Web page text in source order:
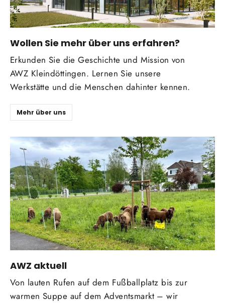
Wollen Sie mehr über uns erfahren?
Erkunden Sie die Geschichte und Mission von
AWZ Kleindöttingen. Lernen Sie unsere
Werkstätte und die Menschen dahinter kennen.
Mehr über uns
AWZ aktuell
Von lauten Rufen auf dem Fußballplatz bis zur
warmen Suppe auf dem Adventsmarkt – wir